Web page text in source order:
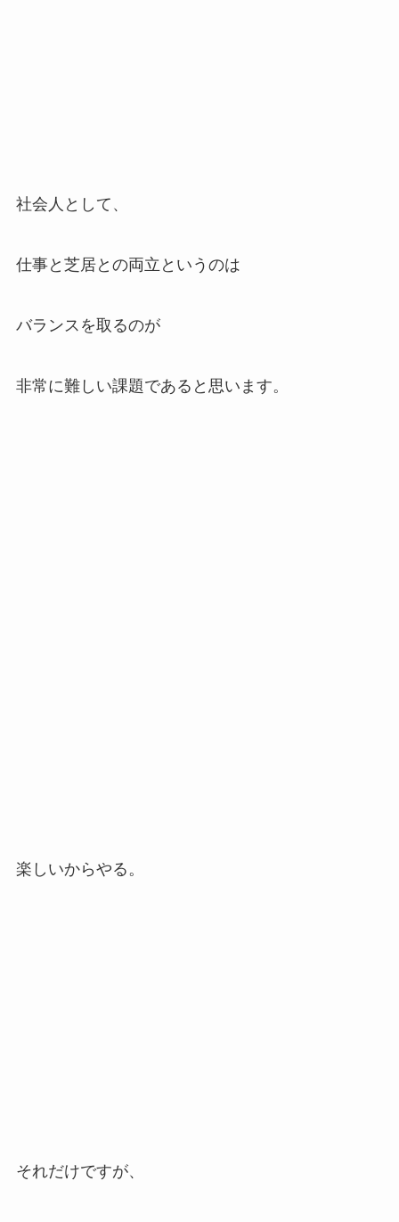
社会人として、
仕事と芝居との両立というのは
バランスを取るのが
非常に難しい課題であると思います。
楽しいからやる。
それだけですが、